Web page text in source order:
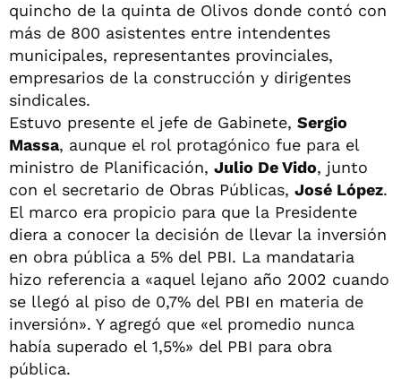
quincho de la quinta de Olivos donde contó con
más de 800 asistentes entre intendentes
municipales, representantes provinciales,
empresarios de la construcción y dirigentes
sindicales.
Estuvo presente el jefe de Gabinete, Sergio
Massa, aunque el rol protagónico fue para el
ministro de Planificación, Julio De Vido, junto
con el secretario de Obras Públicas, José López.
El marco era propicio para que la Presidente
diera a conocer la decisión de llevar la inversión
en obra pública a 5% del PBI. La mandataria
hizo referencia a «aquel lejano año 2002 cuando
se llegó al piso de 0,7% del PBI en materia de
inversión». Y agregó que «el promedio nunca
había superado el 1,5%» del PBI para obra
pública.